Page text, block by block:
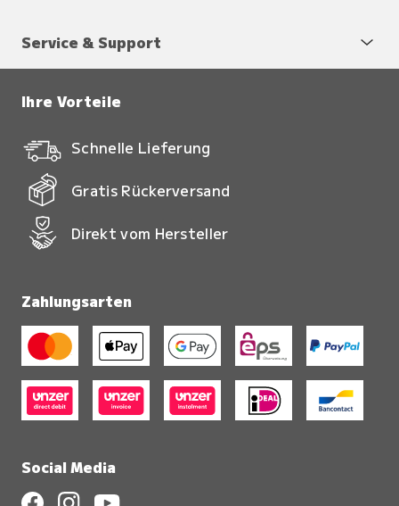
Service & Support
Ihre Vorteile
Schnelle Lieferung
Gratis Rückerversand
Direkt vom Hersteller
Zahlungsarten
Social Media